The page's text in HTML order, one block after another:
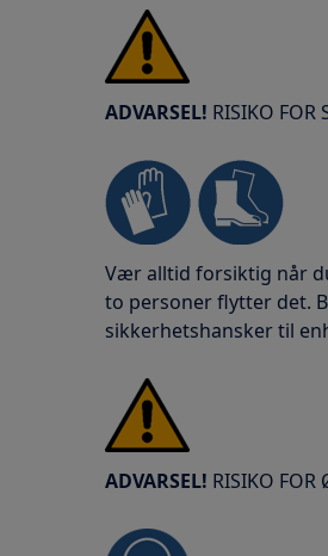
ADVARSEL! RISIKO FOR
Vær alltid forsiktig når
to personer flytter det.
sikkerhetshansker til
ADVARSEL! RISIKO FOR